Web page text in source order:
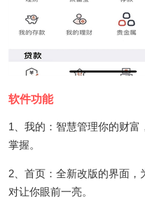
软件功能
1、我的：智慧管理你的财
掌握。
2、首页：全新改版的界面
对让你眼前一亮。